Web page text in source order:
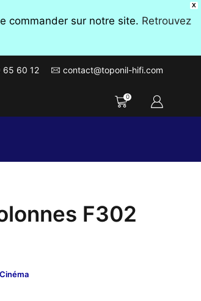
X
commander sur notre site. Retrouvez
65 60 12 contact@toponil-hifi.com
0
F302